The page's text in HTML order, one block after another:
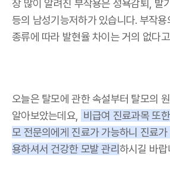
장 많이 알려진 부작용은 성욕감퇴, 발
등의 남성기능저하가 있습니다. 부작
종류에 따라 발현율 차이는 거의 없다
오늘은 탈모에 관한 속설부터 탈모의
알아보았는데요,
비급여 진료과목 또
모 전문의에게 진료가 가능하니 진료가
용하셔서 건강한 모발 관리하시길 바랍